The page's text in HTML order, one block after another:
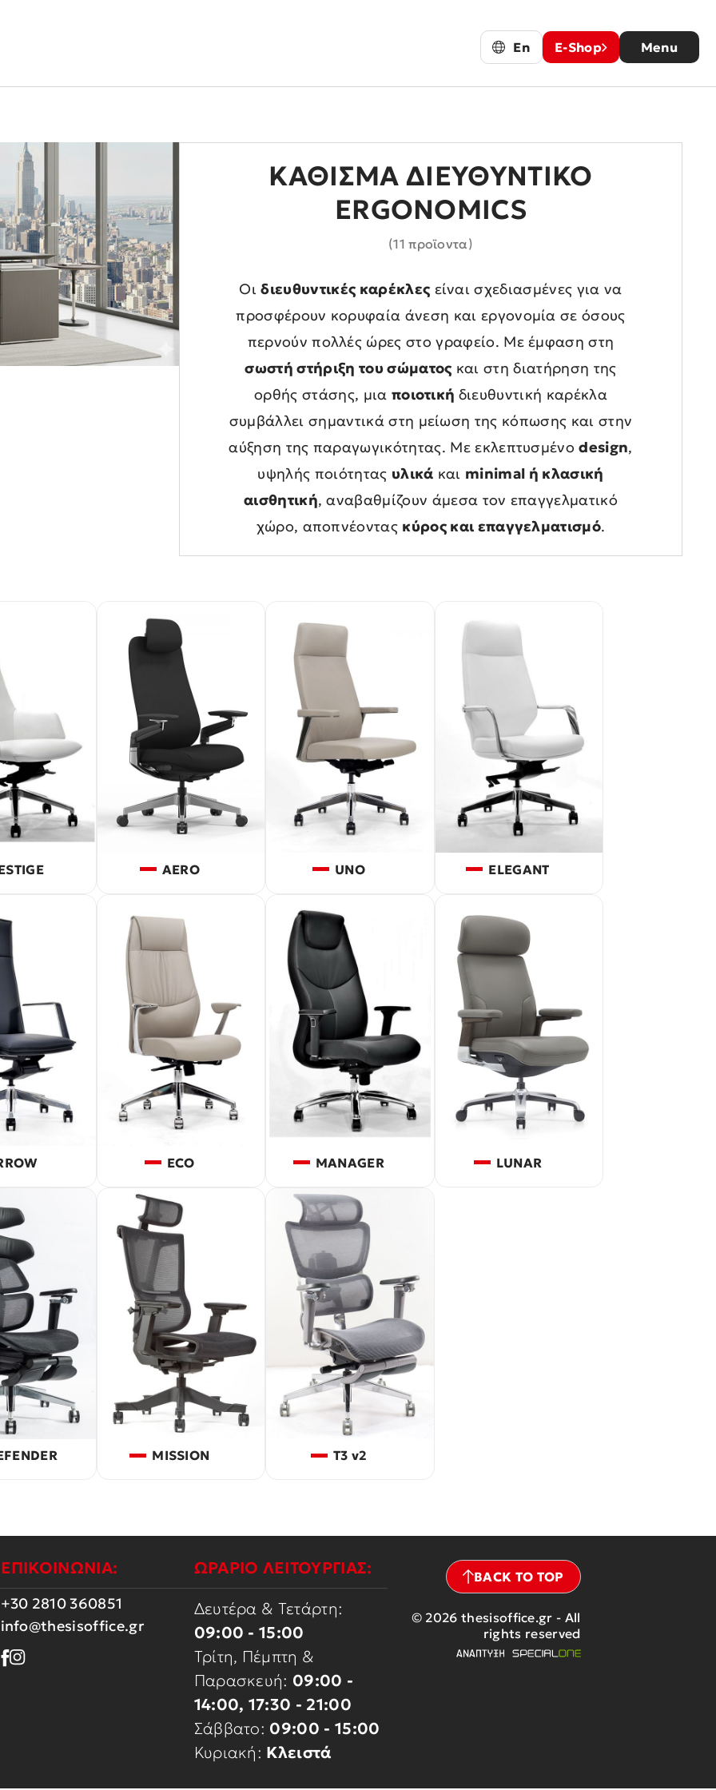
En E-Shop Menu
& ΒΙΒΛΙΟΘΗΚΗ
ΑΝΑΜΟΝΗΣ - ΚΑΝΑΠΕΣ
ΑΜΦΙΘΕΑΤΡΟΥ - ΑΙΘΟΥΣΩΝ
ΚΆΘΙΣΜΑ ΔΙΕΥΘΥΝΤΙΚΌ
ERGONOMICS
(11 προϊοντα)
Οιδιευθυντικές καρέκλες είναι σχεδιασμένες για να
προσφέρουν κορυφαία άνεση και εργονομία σε όσους
περνούν πολλές ώρες στο γραφείο. Με έμφαση στη
σωστή στήριξη του σώματος και στη διατήρηση της
ορθής στάσης, μια ποιοτική διευθυντική καρέκλα
συμβάλλει σημαντικά στη μείωση της κόπωσης και στην
αύξηση της παραγωγικότητας. Με εκλεπτυσμένοdesign,
υψηλής ποιότητας υλικά και minimal ή κλασική
αισθητική, αναβαθμίζουν άμεσα τον επαγγελματικό
χώρο, αποπνέοντας κύρος και επαγγελματισμό.
AERO UNO ELEGANT
ECO MANAGER LUNAR
MISSION T3 v2
ΕΠΙΚΟΙΝΩΝΙΑ:
+30 2810 360851
info@thesisoffice.gr
ΩΡΑΡΙΟ ΛΕΙΤΟΥΡΓΙΑΣ:
Δευτέρα & Τετάρτη:
09:00 - 15:00
Τρίτη, Πέμπτη &
Παρασκευή: 09:00 -
14:00, 17:30 - 21:00
Σάββατο: 09:00 - 15:00
Κυριακή: Κλειστά
BACK TO TOP
© 2026 thesisoffice.gr - All
rights reserved